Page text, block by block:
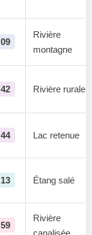
09
Rivière
montagne
42 Rivière rurale
44 Lac retenue
13 Étang salé
59
Rivière